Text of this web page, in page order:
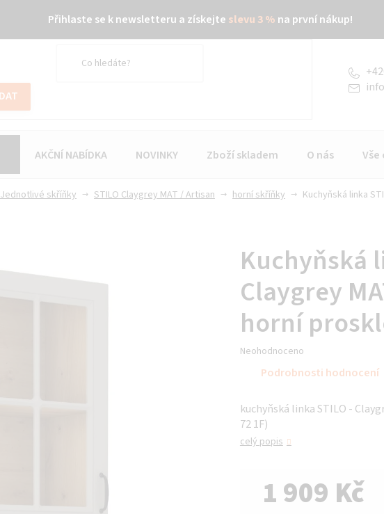
Přihlaste se k newsletteru a získejte slevu 3 % na první nákup!
info
AKČNÍ NABÍDKA NOVINKY Zboží skladem O nás Vše
Jednotlivé skříňky STILO Claygrey MAT / Artisan horní skříňky
Kuchyňská linka
Kuchyňská
Claygrey
horní
Průměrné
hodnocení
produktu
0,0
z 5
hvězdiček.
Neohodnoceno
Podrobnosti hodnocení
kuchyňská linka STILO -
72 1F)
celý popis
1 909 Kč